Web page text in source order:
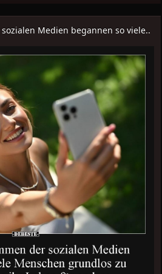
Medien begannen so viele..